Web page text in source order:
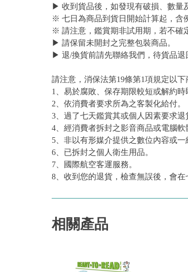
▶ 收到貨品後，如發現有破損、數量
※ 七日為商品到貨日開始計算起，含
※ 請注意，鑑賞期非試用期，若不確
▶ 請保留未開封之完整包裝商品。
▶ 退/換貨前請先聯絡我們，待貨品退
請注意，消保法第19條第1項規定以下
1、易於腐敗、保存期限較短或解約時
2、依消費者要求所為之客製化給付。
3、過了七天鑑賞其或個人因素要求退
4、經消費者拆封之影音商品或電腦軟
5、非以有形媒介提供之數位內容或
6、已拆封之個人衛生用品。
7、國際航空客運服務。
8、收到您的退貨，檢查無誤後，會
相關產品